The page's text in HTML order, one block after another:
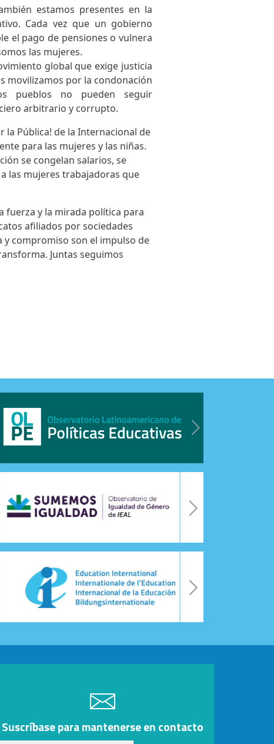
estamos presentes en la
Cada vez que un gobierno
el pago de pensiones o vulnera
las mujeres.
global que exige justicia
movilizamos por la condonación
pueblos no pueden seguir
arbitrario y corrupto.
la Pública! de la Internacional de
para las mujeres y las niñas.
se congelan salarios, se
las mujeres trabajadoras que
fuerza y la mirada política para
afiliados por sociedades
y compromiso son el impulso de
Juntas seguimos
Suscríbase para mantenerse en contacto